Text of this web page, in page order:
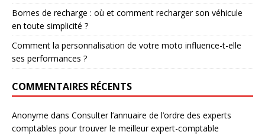
Bornes de recharge : où et comment recharger son véhicule
en toute simplicité ?
Comment la personnalisation de votre moto influence-t-elle
ses performances ?
COMMENTAIRES RÉCENTS
Anonyme dans Consulter l’annuaire de l’ordre des experts
comptables pour trouver le meilleur expert-comptable